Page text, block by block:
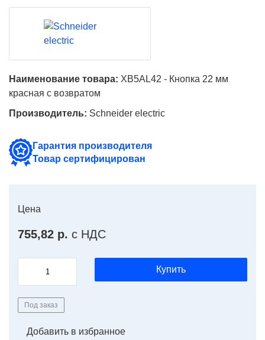
Наименование товара: XB5AL42 - Кнопка 22 мм
красная с возвратом
Производитель: Schneider electric
Гарантия производителя
Товар сертифицирован
Цена
755,82 р. с НДС
Купить
Под заказ
Добавить в избранное